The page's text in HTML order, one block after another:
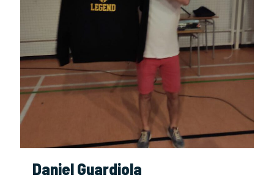
Daniel Guardiola